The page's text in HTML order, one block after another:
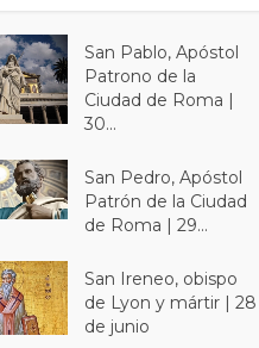
San Pablo, Apóstol
Patrono de la
Ciudad de Roma |
30...
San Pedro, Apóstol
Patrón de la Ciudad
de Roma | 29...
San Ireneo, obispo
de Lyon y mártir | 28
de junio